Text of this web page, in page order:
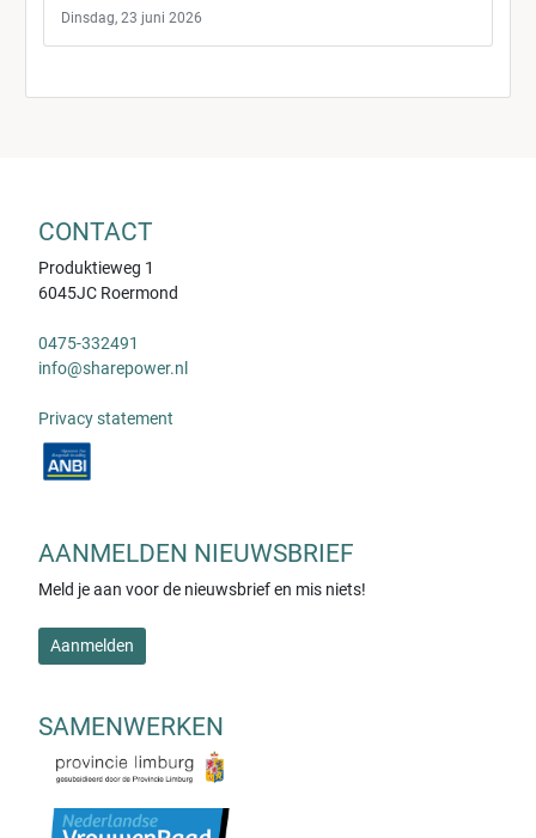
Dinsdag, 23 juni 2026
CONTACT
Produktieweg 1
6045JC Roermond
0475-332491
info@sharepower.nl
Privacy statement
AANMELDEN NIEUWSBRIEF
Meld je aan voor de nieuwsbrief en mis niets!
Aanmelden
SAMENWERKEN